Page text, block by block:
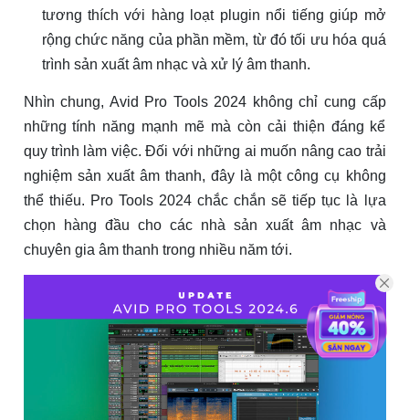
tương thích với hàng loạt plugin nổi tiếng giúp mở
rộng chức năng của phần mềm, từ đó tối ưu hóa quá
trình sản xuất âm nhạc và xử lý âm thanh.
Nhìn chung, Avid Pro Tools 2024 không chỉ cung cấp
những tính năng mạnh mẽ mà còn cải thiện đáng kể
quy trình làm việc. Đối với những ai muốn nâng cao trải
nghiệm sản xuất âm thanh, đây là một công cụ không
thể thiếu. Pro Tools 2024 chắc chắn sẽ tiếp tục là lựa
chọn hàng đầu cho các nhà sản xuất âm nhạc và
chuyên gia âm thanh trong nhiều năm tới.